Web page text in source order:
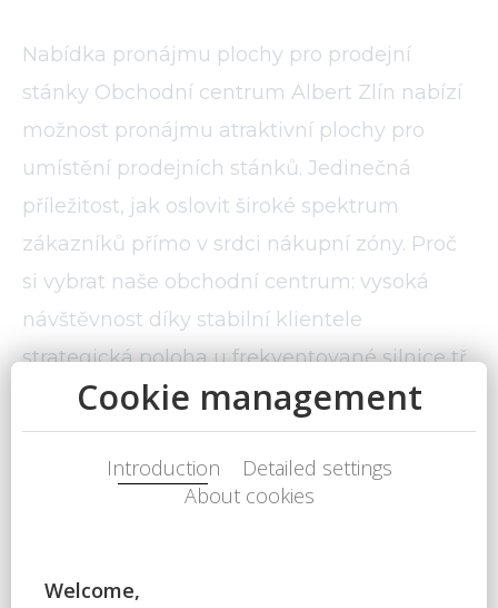
Nabídka pronájmu plochy pro prodejní
stánky Obchodní centrum Albert Zlín nabízí
možnost pronájmu atraktivní plochy pro
umístění prodejních stánků. Jedinečná
příležitost, jak oslovit široké spektrum
zákazníků přímo v srdci nákupní zóny. Proč
si vybrat naše obchodní centrum: vysoká
návštěvnost díky stabilní klientele
strategická poloha u frekventované silnice tř.
Tomáše Bati Velkokapacitní parkoviště
moderní prostředí a příjemná atmosféra
Nabízíme: plochy dle individuálních potřeb
umístění na frekventovaných místech (u
zajištěný přístup k elektřině a základnímu